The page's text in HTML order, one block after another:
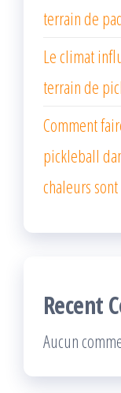
terrain de
Le climat
terrain de
Comment
pickleball
chaleurs
Recent
Aucun